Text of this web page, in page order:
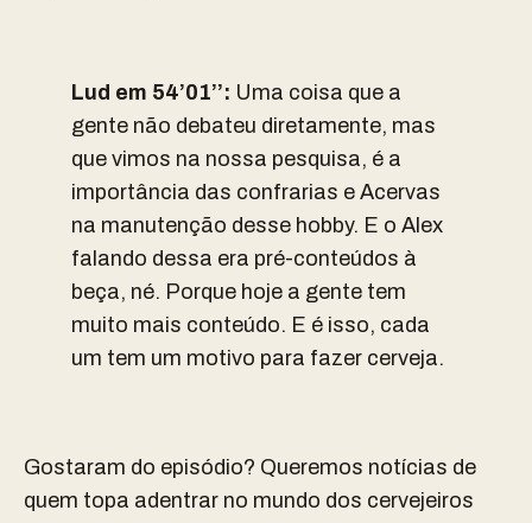
Lud em 54’01’’: Uma coisa que a
gente não debateu diretamente, mas
que vimos na nossa pesquisa, é a
importância das confrarias e Acervas
na manutenção desse hobby. E o Alex
falando dessa era pré-conteúdos à
beça, né. Porque hoje a gente tem
muito mais conteúdo. E é isso, cada
um tem um motivo para fazer cerveja.
Gostaram do episódio? Queremos notícias de
quem topa adentrar no mundo dos cervejeiros